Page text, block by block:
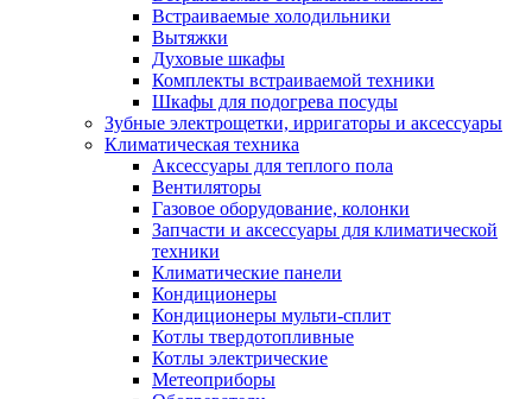
Встраиваемые холодильники
Вытяжки
Духовые шкафы
Комплекты встраиваемой техники
Шкафы для подогрева посуды
Зубные электрощетки, ирригаторы и аксессуары
Климатическая техника
Аксессуары для теплого пола
Вентиляторы
Газовое оборудование, колонки
Запчасти и аксессуары для климатической
техники
Климатические панели
Кондиционеры
Кондиционеры мульти-сплит
Котлы твердотопливные
Котлы электрические
Метеоприборы